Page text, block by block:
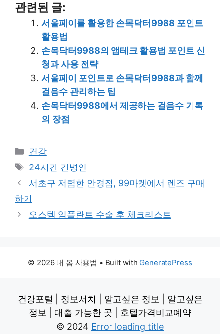
관련된 글:
서울페이를 활용한 손목닥터9988 포인트
활용법
손목닥터9988의 앱테크 활용법 포인트 신
청과 사용 전략
서울페이 포인트로 손목닥터9988과 함께
걸음수 관리하는 팁
손목닥터9988에서 제공하는 걸음수 기록
의 장점
Categories
건강
Tags
24시간 간병인
서초구 저렴한 안경점, 99마켓에서 렌즈 구매
하기
오스템 임플란트 수술 후 체크리스트
© 2026 내 몸 사용법 • Built with GeneratePress
건강포털 정보서치 알고싶은 정보
알고싶은
정보
대출 가능한 곳
호텔가격비교예약
© 2024 Error loading title